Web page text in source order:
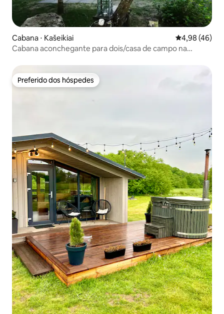
Cabana ⋅ Kašeikiai 4,98 de uma
4,98 (46)
Cabana aconchegante para dois/casa de campo na
Preferido dos hóspedes
Preferido dos hóspedes